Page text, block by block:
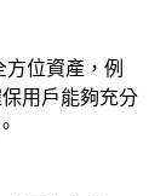
位資產，例
用戶能夠充分